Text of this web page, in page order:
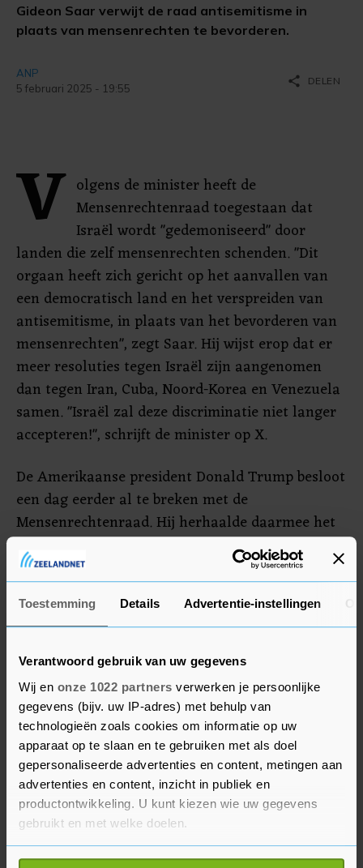
Toestemming Details Advertentie-instellingen
Verantwoord gebruik van uw gegevens
Wij en onze 1022 partners verwerken je persoonlijke
gegevens (bijv. uw IP-adres) met behulp van
technologieën zoals cookies om informatie op uw
apparaat op te slaan en te gebruiken met als doel
gepersonaliseerde advertenties en content, metingen aan
advertenties en content, inzicht in publiek en
productontwikkeling. U kunt kiezen wie uw gegevens
gebruikt en met welke doelen.
Als u het toestaat, willen we ook graag:
Gideon Saar verwijt de raad antisemitisme in
plaats van mensenrechten te bevorderen.
ANP
5 februari 2025 - 19:55
share DELEN
V olgens de minister heeft de
Mensenrechtenraad toegestaan dat
Israël wordt "gedemoniseerd" door
landen die zelf mensenrechten schenden. "Dit
orgaan heeft zich gericht op het aanvallen van
een democratisch land en het verspreiden van
antisemitisme, in plaats van het bevorderen van
mensenrechten", zegt Saar. Hij wijst erop dat er
meer resoluties tegen Israël zijn aangenomen
dan tegen Iran, Cuba, Noord-Korea en Venezuela
samen. "Israël zal deze discriminatie niet langer
accepteren!", schrijft de minister op X.
De Amerikaanse president Donald Trump besloot
een dag eerder al te breken met de
Mensenrechtenraad. Hij herhaalde daarmee het
beleid uit zijn eerste ambtsperiode, toen de VS
zich ook al terugtrokken uit de raad. De VS
beschuldigen de raad al langer van
vooringenomenheid tegen Israël.